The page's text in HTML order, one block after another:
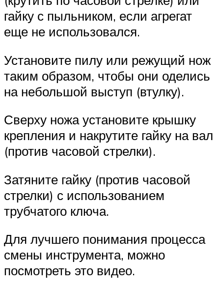
гайку с пыльником, если агрегат
еще не использовался.
Установите пилу или режущий нож
таким образом, чтобы они оделись
на небольшой выступ (втулку).
Сверху ножа установите крышку
крепления и накрутите гайку на вал
(против часовой стрелки).
Затяните гайку (против часовой
стрелки) с использованием
трубчатого ключа.
Для лучшего понимания процесса
смены инструмента, можно
посмотреть это видео.